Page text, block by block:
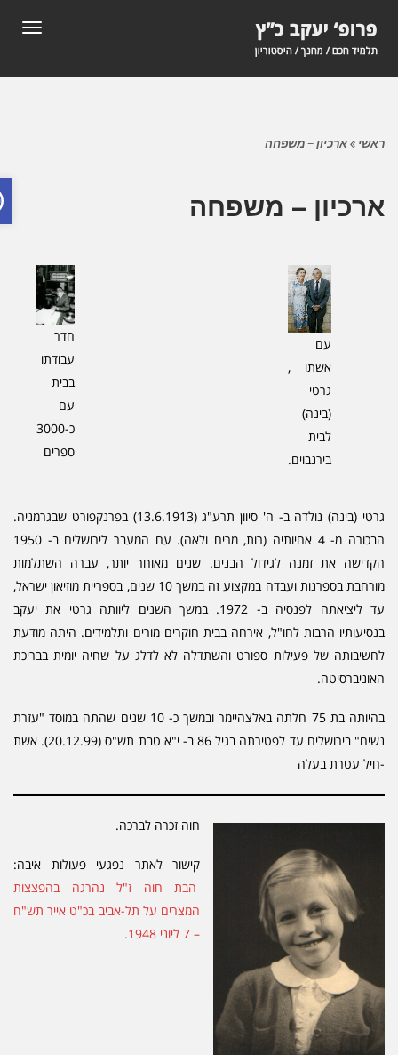
תפריט
»ארכיון – משפחה
– משפחה
אשתו ,
גרטי
(בינה)
לבית
בירנבוים.
חדר
עבודתו
בבית
כ-3000
ספרים
גרטי (בינה) נולדה ב- ה' סיוון תרע"ג (13.6.1913) בפרנקפורט שבגרמניה.
הבכורה מ- 4 אחיותיה (רות, מרים ולאה). עם המעבר לירושלים ב- 1950
את זמנה לגידול הבנים. שנים מאוחר יותר, עברה השתלמות
מורחבת בספרנות ועבדה במקצוע זה במשך 10 שנים, בספריית מוזיאון ישראל,
עד ליציאתה לפנסיה ב- 1972. במשך השנים ליוותה גרטי את יעקב
הרבות לחו"ל, אירחה בבית חוקרים מורים ותלמידים. היתה מודעת
של פעילות ספורט והשתדלה לא לדלג על שחיה יומית בבריכת
בהיותה בת 75 חלתה באלצהיימר ובמשך כ- 10 שנים שהתה במוסד "עזרת
נשים" בירושלים עד לפטירתה בגיל 86 ב- י"א טבת תש"ס (20.12.99). אשת
עטרת בעלה
חוה זכרה לברכה.
קישור לאתר נפגעי פעולות איבה:
הבת חוה ז"ל נהרגה בהפצצות
המצרים על תל-אביב בכ"ט אייר תש"ח